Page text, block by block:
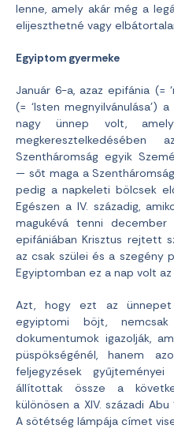
lenne, amely akár még a
elijeszthetné vagy
Egyiptom gyermeke
Január 6-a, azaz epifánia (=
(= ‘Isten megnyilvánulása’)
nagy ünnep volt,
Szentháromság egyik
— sőt maga a
pedig a napkeleti bölcsek
Egészen a IV. századig,
magukévá tenni
epifániában Krisztus rejtett
az csak szülei és a szegény
Egyiptomban ez a nap volt
Azt, hogy ezt az
egyiptomi böjt,
dokumentumok igazolják,
püspökségénél, hanem
feljegyzések
állítottak össze a
különösen a XIV. századi
A sötétség lámpája címet